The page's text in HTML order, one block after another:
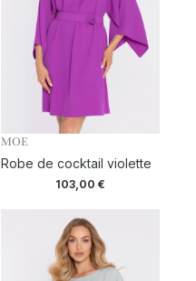
MOE
Robe de cocktail violette
103,00 €